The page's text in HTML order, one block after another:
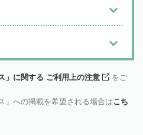
」に関する ご利用上の注意
をご
」への掲載を希望される場合はこち